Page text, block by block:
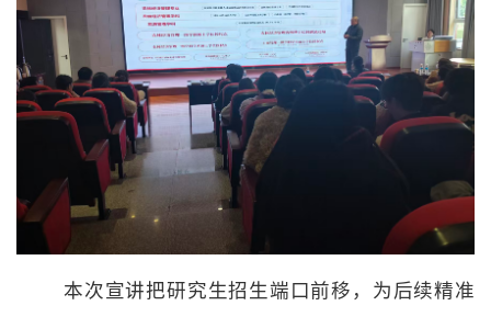
本次宣讲把研究生招生端口前移，为后续精准